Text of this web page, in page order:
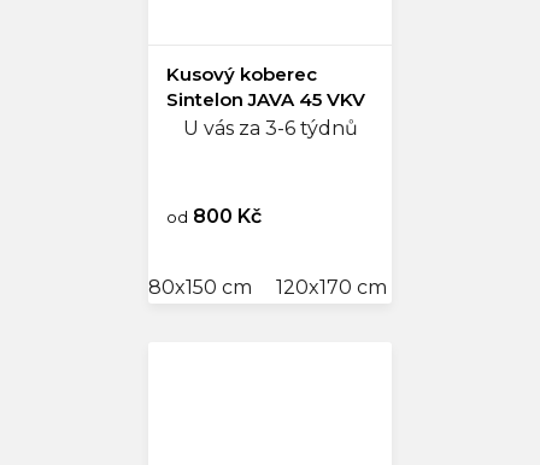
Kusový koberec
Sintelon JAVA 45 VKV
U vás za 3-6 týdnů
od 800 Kč
80x150 cm 120x170 cm